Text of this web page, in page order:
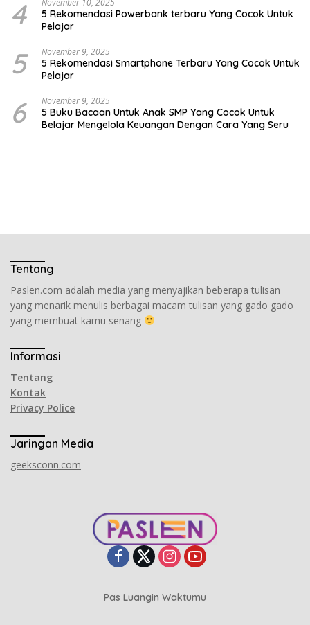
4
5 Rekomendasi Powerbank terbaru Yang Cocok Untuk
Pelajar
5 November 9, 2025
5 Rekomendasi Smartphone Terbaru Yang Cocok Untuk
Pelajar
6 November 9, 2025
5 Buku Bacaan Untuk Anak SMP Yang Cocok Untuk
Belajar Mengelola Keuangan Dengan Cara Yang Seru
Tentang
Paslen.com adalah media yang menyajikan beberapa tulisan
yang menarik menulis berbagai macam tulisan yang gado gado
yang membuat kamu senang
Informasi
Tentang
Kontak
Privacy Police
Jaringan Media
geeksconn.com
Pas Luangin Waktumu